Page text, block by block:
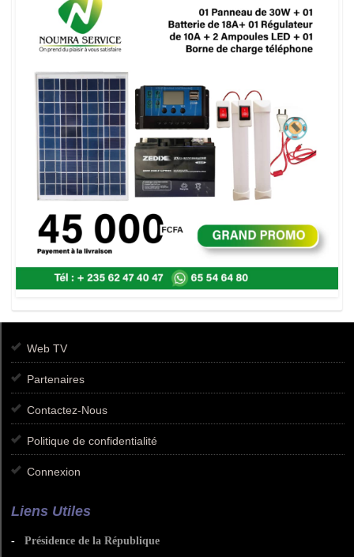
Web TV
Partenaires
Contactez-Nous
Politique de confidentialité
Connexion
Liens Utiles
- Présidence de la République